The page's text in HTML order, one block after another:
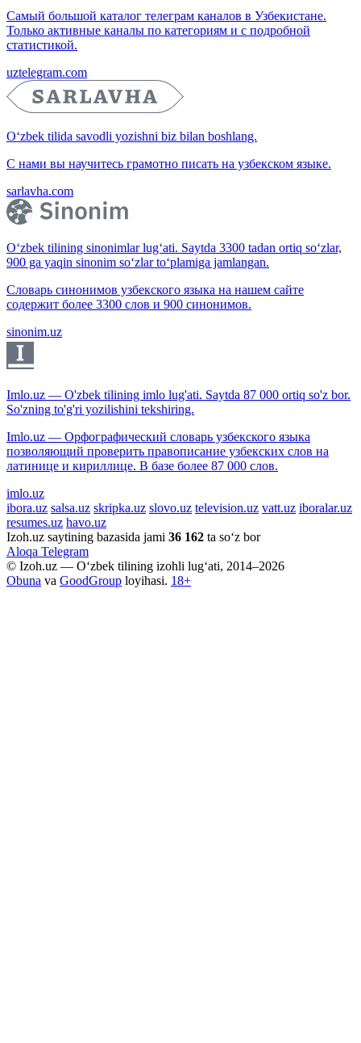
Самый большой каталог телеграм каналов в Узбекистане.
Только активные каналы по категориям и с подробной
статистикой.
uztelegram.com
O‘zbek tilida savodli yozishni biz bilan boshlang.
С нами вы научитесь грамотно писать на узбекском языке.
sarlavha.com
O‘zbek tilining sinonimlar lug‘ati. Saytda 3300 tadan ortiq so‘zlar,
900 ga yaqin sinonim so‘zlar to‘plamiga jamlangan.
Словарь синонимов узбекского языка на нашем сайте
содержит более 3300 слов и 900 синонимов.
sinonim.uz
Imlo.uz — O'zbek tilining imlo lug'ati. Saytda 87 000 ortiq so'z bor.
So'zning to'g'ri yozilishini tekshiring.
Imlo.uz — Орфографический словарь узбекского языка
позволяющий проверить правописание узбекских слов на
латинице и кириллице. В базе более 87 000 слов.
imlo.uz
ibora.uz salsa.uz skripka.uz slovo.uz television.uz vatt.uz iboralar.uz
resumes.uz havo.uz
Izoh.uz saytining bazasida jami 36 162 ta so‘z bor
Aloqa Telegram
© Izoh.uz — O‘zbek tilining izohli lug‘ati, 2014–2026
Obuna va GoodGroup loyihasi. 18+